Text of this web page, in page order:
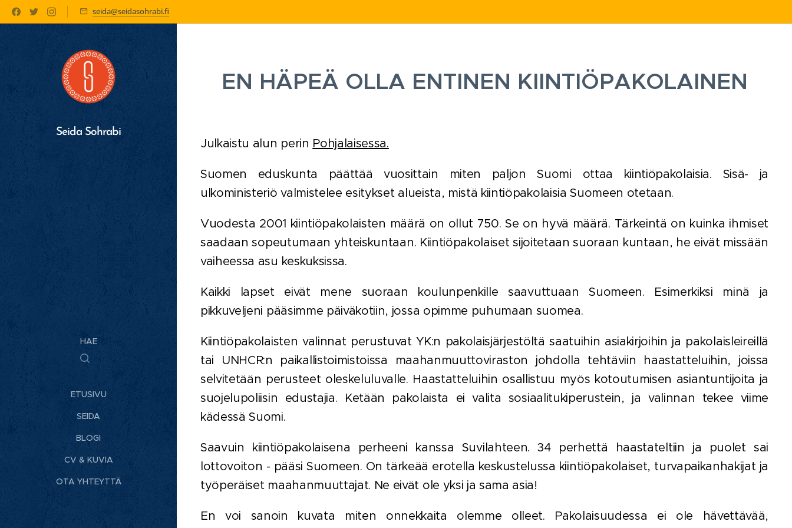
seida@seidasohrabi.fi
Seida Sohrabi
HAE
ETUSIVU
SEIDA
BLOGI
CV & KUVIA
OTA YHTEYTTÄ
EN HÄPEÄ OLLA ENTINEN KIINTIÖPAKOLAINEN
Julkaistu alun perin Pohjalaisessa.
Suomen eduskunta päättää vuosittain miten paljon Suomi ottaa kiintiöpakolaisia. Sisä- ja
ulkoministeriö valmistelee esitykset alueista, mistä kiintiöpakolaisia Suomeen otetaan.
Vuodesta 2001 kiintiöpakolaisten määrä on ollut 750. Se on hyvä määrä. Tärkeintä on kuinka ihmiset
saadaan sopeutumaan yhteiskuntaan. Kiintiöpakolaiset sijoitetaan suoraan kuntaan, he eivät missään
vaiheessa asu keskuksissa.
Kaikki lapset eivät mene suoraan koulunpenkille saavuttuaan Suomeen. Esimerkiksi minä ja
pikkuveljeni pääsimme päiväkotiin, jossa opimme puhumaan suomea.
Kiintiöpakolaisten valinnat perustuvat YK:n pakolaisjärjestöltä saatuihin asiakirjoihin ja pakolaisleireillä
tai UNHCR:n paikallistoimistoissa maahanmuuttoviraston johdolla tehtäviin haastatteluihin, joissa
selvitetään perusteet oleskeluluvalle. Haastatteluihin osallistuu myös kotoutumisen asiantuntijoita ja
suojelupoliisin edustajia. Ketään pakolaista ei valita sosiaalitukiperustein, ja valinnan tekee viime
kädessä Suomi.
Saavuin kiintiöpakolaisena perheeni kanssa Suvilahteen. 34 perhettä haastateltiin ja puolet sai
lottovoiton - pääsi Suomeen. On tärkeää erotella keskustelussa kiintiöpakolaiset, turvapaikanhakijat ja
työperäiset maahanmuuttajat. Ne eivät ole yksi ja sama asia!
En voi sanoin kuvata miten onnekkaita olemme olleet. Pakolaisuudessa ei ole hävettävää,